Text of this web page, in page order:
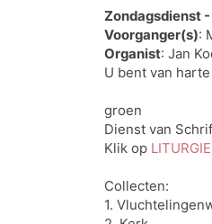
Zondagsdienst -
Voorganger(s):
Organist: Jan
U bent van
groen
Dienst van
Klik op LITURGIE
Collecten:
1.